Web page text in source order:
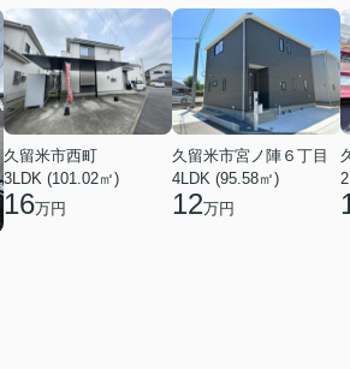
久留米市西町
3LDK (101.02㎡)
16万円
久留米市宮ノ陣６丁目
4LDK (95.58㎡)
12万円